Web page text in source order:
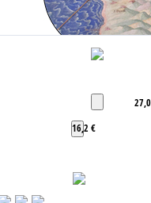
16,2 €